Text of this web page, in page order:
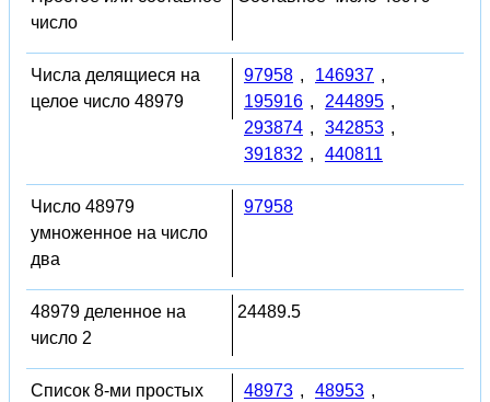
число
Числа делящиеся на
целое число 48979
97958 , 146937 ,
195916 , 244895 ,
293874 , 342853 ,
391832 , 440811
Число 48979
умноженное на число
два
97958
48979 деленное на
число 2
24489.5
Список 8-ми простых
48973 , 48953 ,